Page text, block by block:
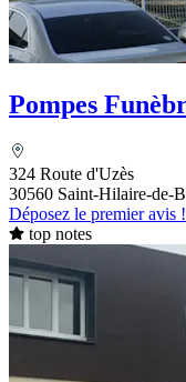
Pompes
324 Route d'Uzès
30560 Saint-Hilaire-de-
Déposez le premier avis !
top notes